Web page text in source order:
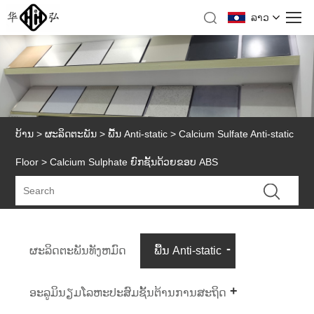
ລາວ
ບ້ານ > ຜະລິດຕະພັນ >ພື້ນ Anti-static >Calcium Sulfate Anti-static
Floor > Calcium Sulphate ຍົກຊັ້ນດ້ວຍຂອບ ABS
ຜະລິດຕະພັນທັງຫມົດ ພື້ນ Anti-static
ອະລູມິນຽມໂລຫະປະສົມຊັ້ນຕ້ານການສະຖິດ